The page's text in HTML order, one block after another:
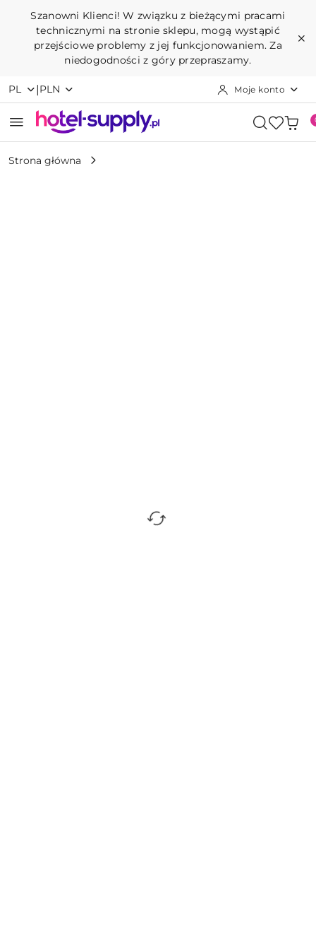
Przejdź do treści głównej
Przejdź do wyszukiwarki
Przejdź do moje konto
Przejdź do menu głównego
Przejdź do opisu produktu
Przejdź do stopki
Szanowni Klienci! W związku z bieżącymi pracami
technicznymi na stronie sklepu, mogą wystąpić
przejściowe problemy z jej funkcjonowaniem. Za
niedogodności z góry przepraszamy.
PL |PLN Moje konto
Strona główna